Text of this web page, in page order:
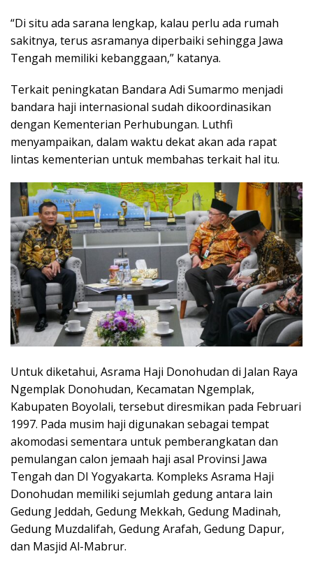
“Di situ ada sarana lengkap, kalau perlu ada rumah
sakitnya, terus asramanya diperbaiki sehingga Jawa
Tengah memiliki kebanggaan,” katanya.
Terkait peningkatan Bandara Adi Sumarmo menjadi
bandara haji internasional sudah dikoordinasikan
dengan Kementerian Perhubungan. Luthfi
menyampaikan, dalam waktu dekat akan ada rapat
lintas kementerian untuk membahas terkait hal itu.
Untuk diketahui, Asrama Haji Donohudan di Jalan Raya
Ngemplak Donohudan, Kecamatan Ngemplak,
Kabupaten Boyolali, tersebut diresmikan pada Februari
1997. Pada musim haji digunakan sebagai tempat
akomodasi sementara untuk pemberangkatan dan
pemulangan calon jemaah haji asal Provinsi Jawa
Tengah dan DI Yogyakarta. Kompleks Asrama Haji
Donohudan memiliki sejumlah gedung antara lain
Gedung Jeddah, Gedung Mekkah, Gedung Madinah,
Gedung Muzdalifah, Gedung Arafah, Gedung Dapur,
dan Masjid Al-Mabrur.